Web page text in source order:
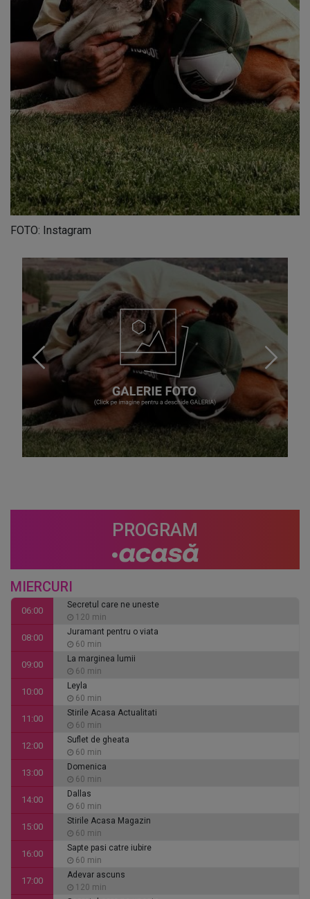
FOTO: Instagram
PROGRAM
MIERCURI
06:00
Secretul care ne uneste
120 min
08:00
Juramant pentru o viata
60 min
09:00
La marginea lumii
60 min
10:00
Leyla
60 min
11:00
Stirile Acasa Actualitati
60 min
12:00
Suflet de gheata
60 min
13:00
Domenica
60 min
14:00
Dallas
60 min
15:00
Stirile Acasa Magazin
60 min
16:00
Sapte pasi catre iubire
60 min
17:00
Adevar ascuns
120 min